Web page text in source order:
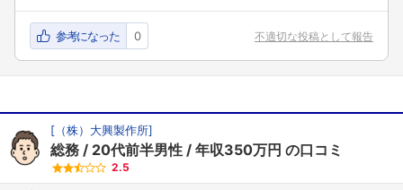
参考になった 0 不適切な投稿として報告
[ （株）大興製作所]
総務 20代前半男性 年収350万円 の口コミ
2.5